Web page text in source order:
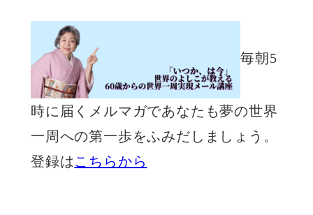
毎朝5
時に届くメルマガであなたも夢の世界
一周への第一歩をふみだしましょう。
登録はこちらから